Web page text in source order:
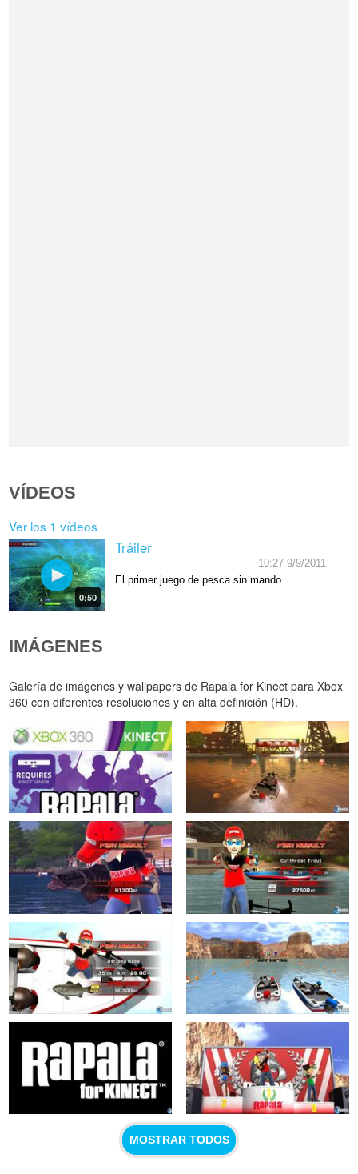
VÍDEOS
Ver los 1 vídeos
0:50
Tráiler
10:27 9/9/2011
El primer juego de pesca sin mando.
IMÁGENES
Galería de imágenes y wallpapers de Rapala for Kinect para Xbox
360 con diferentes resoluciones y en alta definición (HD).
MOSTRAR TODOS